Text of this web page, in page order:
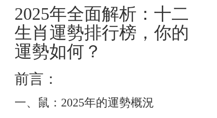
2025年全面解析：十二
生肖運勢排行榜，你的
運勢如何？
前言：
一、鼠：2025年的運勢概況